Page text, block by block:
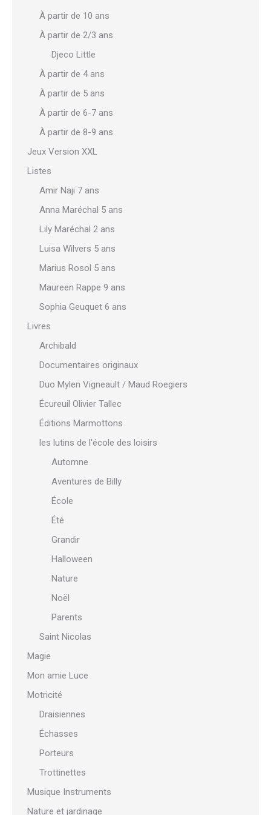
À partir de 10 ans
À partir de 2/3 ans
Djeco Little
À partir de 4 ans
À partir de 5 ans
À partir de 6-7 ans
À partir de 8-9 ans
Jeux Version XXL
Listes
Amir Naji 7 ans
Anna Maréchal 5 ans
Lily Maréchal 2 ans
Luisa Wilvers 5 ans
Marius Rosol 5 ans
Maureen Rappe 9 ans
Sophia Geuquet 6 ans
Livres
Archibald
Documentaires originaux
Duo Mylen Vigneault / Maud Roegiers
Écureuil Olivier Tallec
Éditions Marmottons
les lutins de l'école des loisirs
Automne
Aventures de Billy
École
Été
Grandir
Halloween
Nature
Noël
Parents
Saint Nicolas
Magie
Mon amie Luce
Motricité
Draisiennes
Échasses
Porteurs
Trottinettes
Musique Instruments
Nature et jardinage